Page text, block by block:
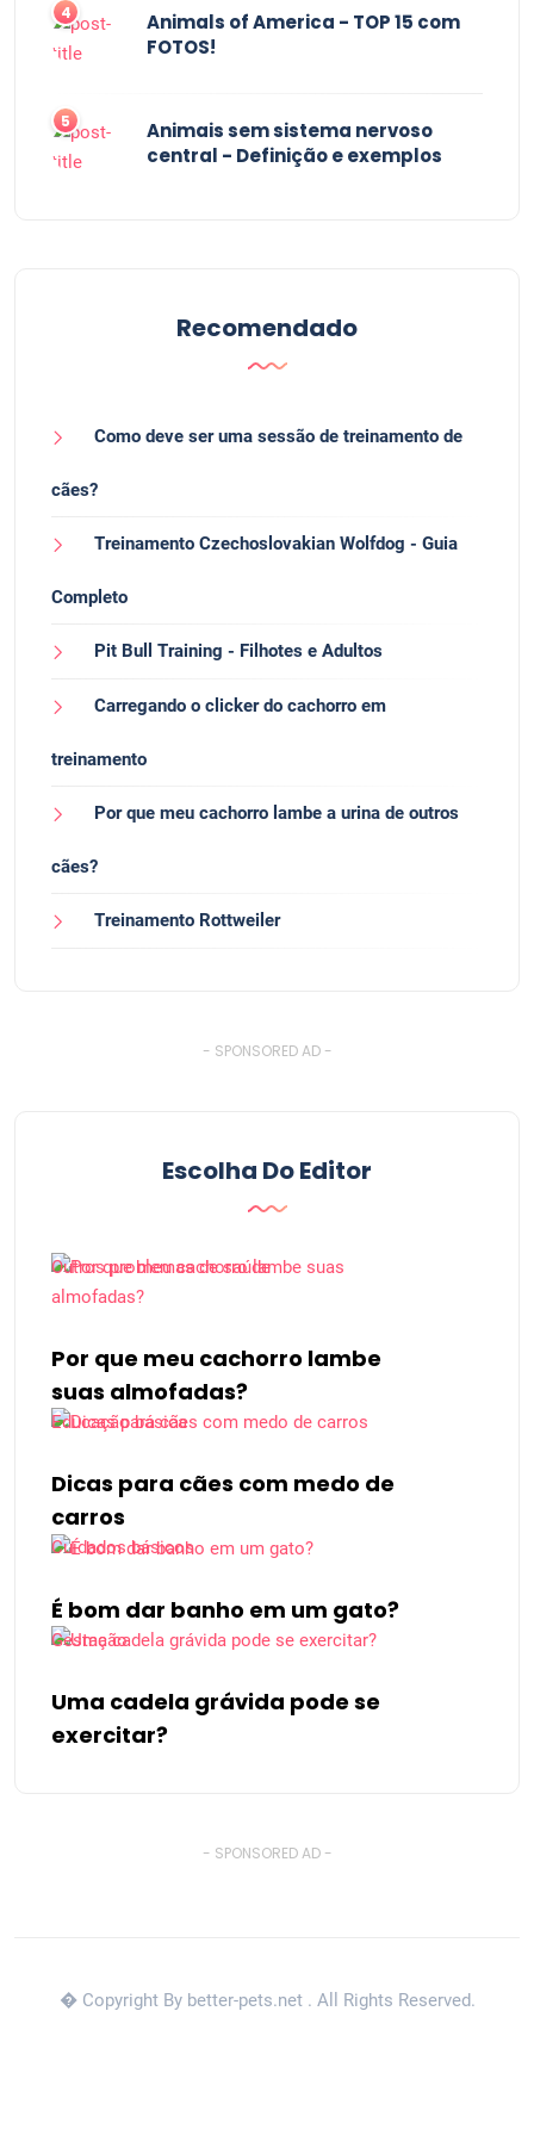
4
Animals of America - TOP 15 com
FOTOS!
5
Animais sem sistema nervoso
central - Definição e exemplos
Recomendado
Como deve ser uma sessão de treinamento de
cães?
Treinamento Czechoslovakian Wolfdog - Guia
Completo
Pit Bull Training - Filhotes e Adultos
Carregando o clicker do cachorro em
treinamento
Por que meu cachorro lambe a urina de outros
cães?
Treinamento Rottweiler
- SPONSORED AD -
Escolha Do Editor
Outros problemas de saúde
Por que meu cachorro lambe
suas almofadas?
Educação básica
Dicas para cães com medo de
carros
Cuidados básicos
É bom dar banho em um gato?
Gestação
Uma cadela grávida pode se
exercitar?
- SPONSORED AD -
� Copyright By better-pets.net . All Rights Reserved.